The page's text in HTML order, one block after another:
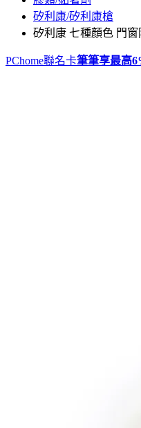
矽利康/矽利康槍
矽利康 七種顏色 門
PChome聯名卡筆筆享最高